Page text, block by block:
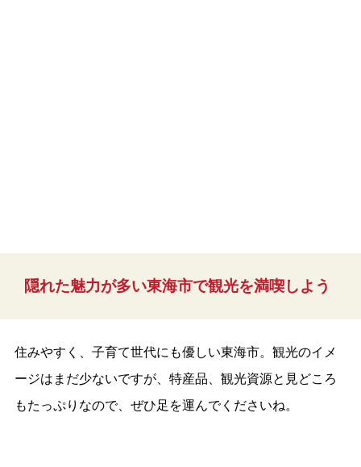
隠れた魅力が多い東海市で観光を満喫しよう
住みやすく、子育て世代にも優しい東海市。観光のイメ
ージはまだ少ないですが、特産品、観光資源と見どころ
もたっぷりなので、ぜひ足を運んでくださいね。